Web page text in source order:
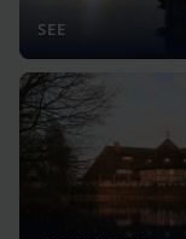
SEE